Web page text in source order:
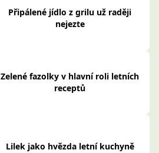
Připálené jídlo z grilu už raději
nejezte
Zelené fazolky v hlavní roli letních
receptů
Lilek jako hvězda letní kuchyně